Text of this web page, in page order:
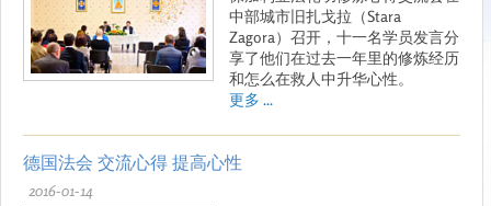
中部城市旧扎戈拉（Stara
Zagora）召开，十一名学员发言分
享了他们在过去一年里的修炼经历
和怎么在救人中升华心性。
更多 ...
德国法会 交流心得 提高心性
2016-01-14